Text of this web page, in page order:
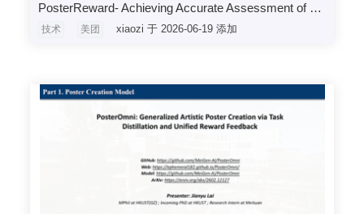
PosterReward- Achieving Accurate Assessment of Graphic Design using AI Preferences
技术 美团 xiaozi 于 2026-06-19 添加